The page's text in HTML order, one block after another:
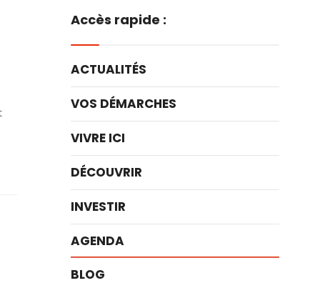
Accès rapide :
ACTUALITÉS
VOS DÉMARCHES
VIVRE ICI
DÉCOUVRIR
INVESTIR
AGENDA
BLOG